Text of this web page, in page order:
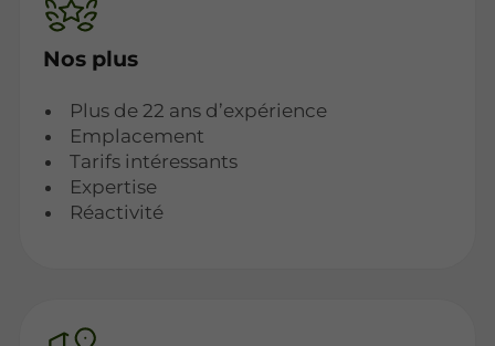
Nos plus
Plus de 22 ans d’expérience
Emplacement
Tarifs intéressants
Expertise
Réactivité